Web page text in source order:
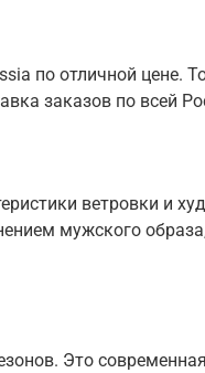
по отличной цене.
заказов по всей
ветровки и
мужского
Это